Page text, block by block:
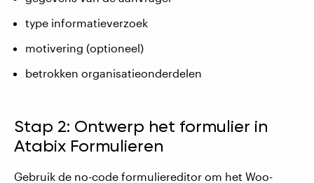
type informatieverzoek
motivering (optioneel)
betrokken organisatieonderdelen
Stap 2: Ontwerp het formulier in
Atabix Formulieren
Gebruik de no-code formuliereditor om het Woo-